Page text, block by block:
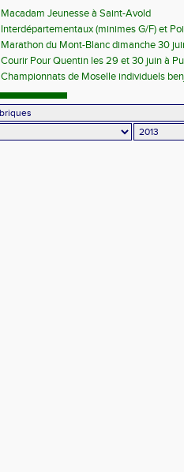
Macadam Jeunesse à Saint-Avold
Interdépartementaux (minimes G/F) et
dimanche 7 juillet au stade d'athlétisme
Marathon du Mont-Blanc dimanche 30
Courir Pour Quentin les 29 et 30 juin à
de Faulquemont
Championnats de Moselle individuels